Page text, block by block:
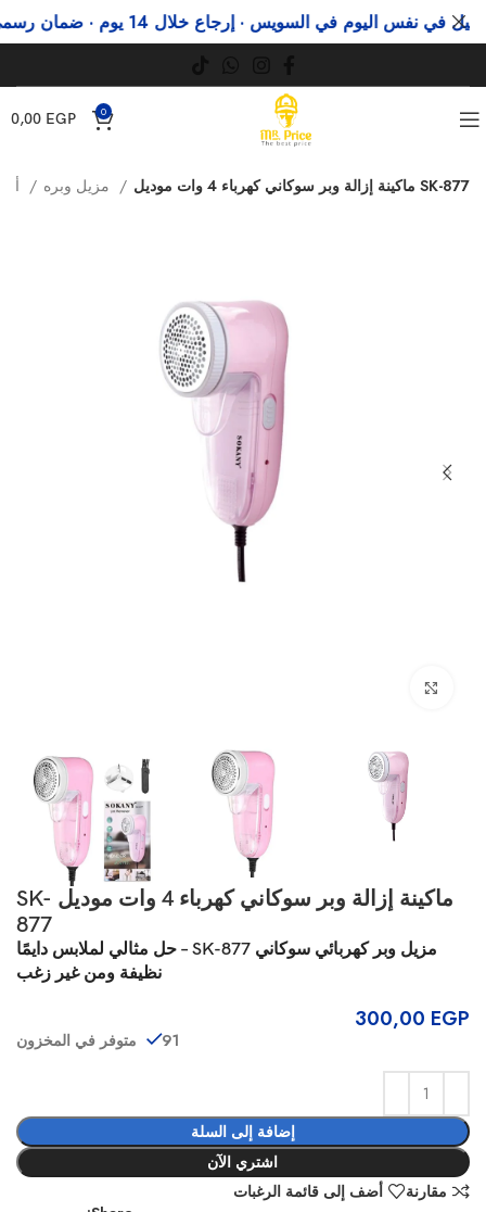
0
0,00 EGP
ماكينة إزالة وبر سوكاني كهرباء 4 وات موديل SK-877
ماكينة إزالة وبر سوكاني كهرباء 4 وات موديل SK-
877
مزيل وبر كهربائي سوكاني SK-877 – حل مثالي لملابس دايمًا
نظيفة ومن غير زغب
300,00 EGP
91 متوفر في المخزون
إضافة إلى السلة
اشتري الآن
مقارنة
أضف إلى قائمة الرغبات
نفس اليوم في السويس · إرجاع خلال 14 يوم · ضمان رسمي